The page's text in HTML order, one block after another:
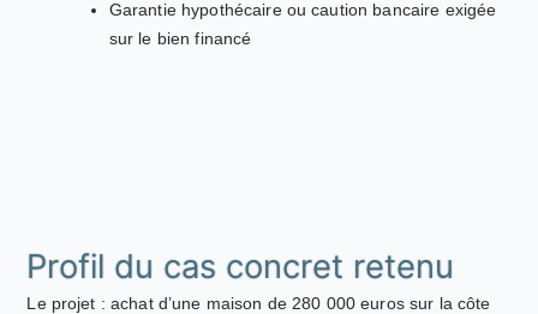
Garantie hypothécaire ou caution bancaire exigée
sur le bien financé
Profil du cas concret retenu
Le projet : achat d’une maison de 280 000 euros sur la côte